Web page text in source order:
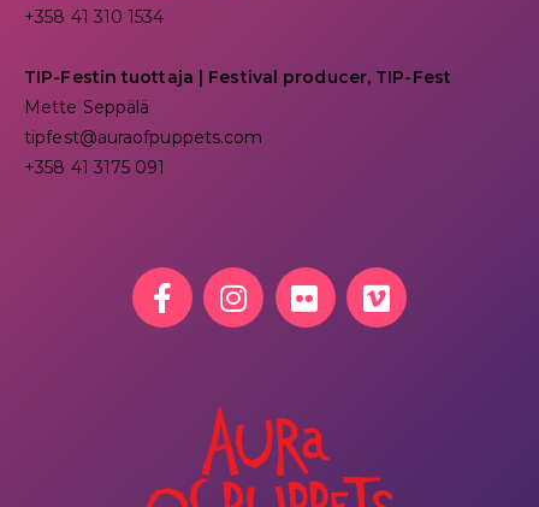
+358 41 310 1534
TIP-Festin tuottaja | Festival producer, TIP-Fest
Mette Seppälä
tipfest@auraofpuppets.com
+358 41 3175 091